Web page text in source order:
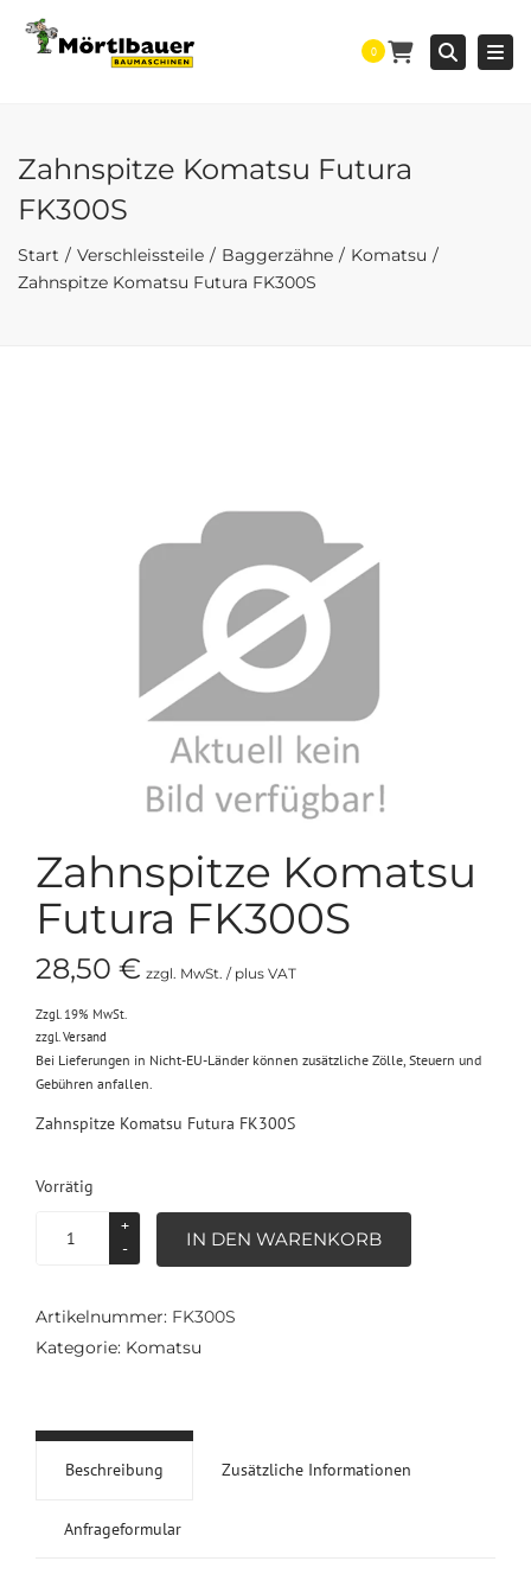
0
Zahnspitze Komatsu Futura
FK300S
Start Verschleissteile Baggerzähne
Komatsu
Zahnspitze Komatsu Futura FK300S
Zahnspitze Komatsu
Futura FK300S
28,50 € zzgl. MwSt. / plus VAT
Zzgl. 19% MwSt.
zzgl.Versand
Bei Lieferungen in Nicht-EU-Länder können zusätzliche Zölle, Steuern und
Gebühren anfallen.
Zahnspitze Komatsu Futura FK300S
Vorrätig
Komatsu
FK300S
IN DEN WARENKORB
Artikelnummer: FK300S
Kategorie: Komatsu
Beschreibung Zusätzliche Informationen
Anfrageformular